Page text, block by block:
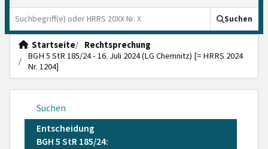
Suchen
Startseite
Rechtsprechung
BGH 5 StR 185/24 - 16. Juli 2024 (LG Chemnitz) [= HRRS 2024
Nr. 1204]
Suchen
Entscheidung
BGH 5 StR 185/24: